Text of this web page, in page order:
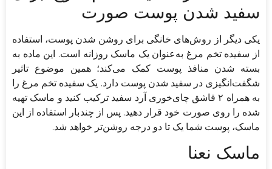
سفید شدن پوست صورت
یکی دیگر از روش‌های خانگی برای روشن شدن پوست، استفاده
از سفیده تخم مرغ به‌عنوان یک ماسک روزانه است. این ماده به
بسته شدن منافذ پوست کمک می‌کند؛ همین موضوع تاثیر
شگفت‌انگیزی در سفید شدن پوست دارد. یک سفیده تخم مرغ را
به همراه ۲ قاشق چای‌خوری آرد سفید ترکیب کنید و ماسک تهیه
شده را روی صورت خود قرار دهید. پس از چندبار استفاده از این
ماسک، پوست شما یک تا دو درجه روشن‌تر خواهد شد.
ماسک نعنا